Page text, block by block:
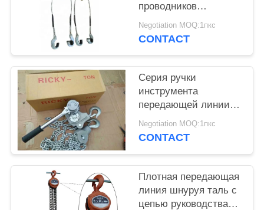
проводников
передающей линии
ручной операции
Negotiation MOQ:1пкс
CONTACT
Серия ручки
инструмента
передающей линии
алюминиевого сплава
ручная поднимая
Negotiation MOQ:1пкс
CONTACT
Плотная передающая
линия шнуруя таль с
цепью руководства